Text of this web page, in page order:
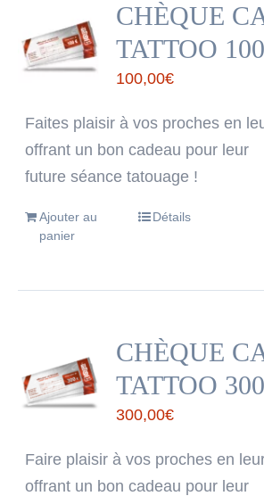
CHÈQUE
TATTOO
100,00€
Faites plaisir à vos proches en
offrant un bon cadeau pour leur
future séance tatouage !
Ajouter au
panier
Détails
CHÈQUE
TATTOO
300,00€
Faire plaisir à vos proches en
offrant un bon cadeau pour leur